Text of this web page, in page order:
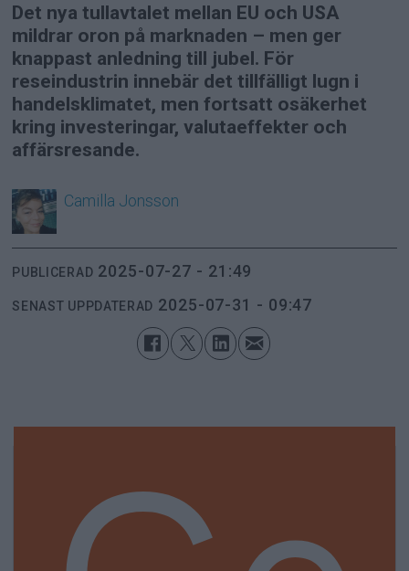
Det nya tullavtalet mellan EU och USA
mildrar oron på marknaden – men ger
knappast anledning till jubel. För
reseindustrin innebär det tillfälligt lugn i
handelsklimatet, men fortsatt osäkerhet
kring investeringar, valutaeffekter och
affärsresande.
Camilla Jonsson
PUBLICERAD 2025-07-27 - 21:49
SENAST UPPDATERAD 2025-07-31 - 09:47